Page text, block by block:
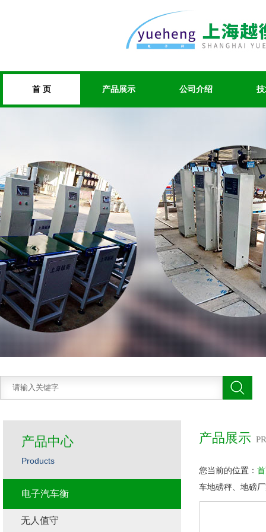
首 页 产品展示 公司介绍
产品展示
您当前的位置：
车地磅秤、地磅
产品中心
Products
电子汽车衡
无人值守